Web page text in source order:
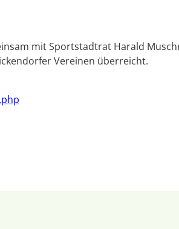
mit Sportstadtrat Harald
Vereinen überreicht.